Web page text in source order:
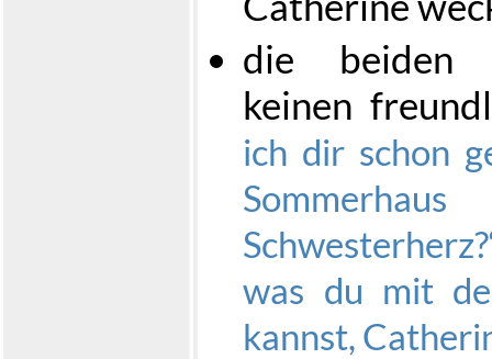
die beiden
keinen
ich dir schon
Schwesterherz?
was du mit
kannst,